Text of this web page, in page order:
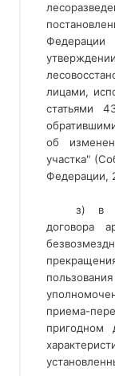
лицами,
статьями
об
участка"
Федерации,
з) в
договора
приема-
пригодном